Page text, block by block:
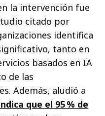
la intervención fue
citado por
identifica
tanto en
basados en IA
de las
Además, aludió a
que el 95 % de